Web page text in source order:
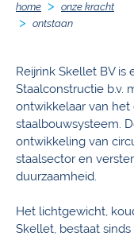
home
onze kracht
ontstaan
Reijrink Skellet BV is
Staalconstructie b.v.
ontwikkelaar van
staalbouwsysteem.
ontwikkeling van
staalsector en
duurzaamheid.
Het lichtgewicht,
Skellet, bestaat